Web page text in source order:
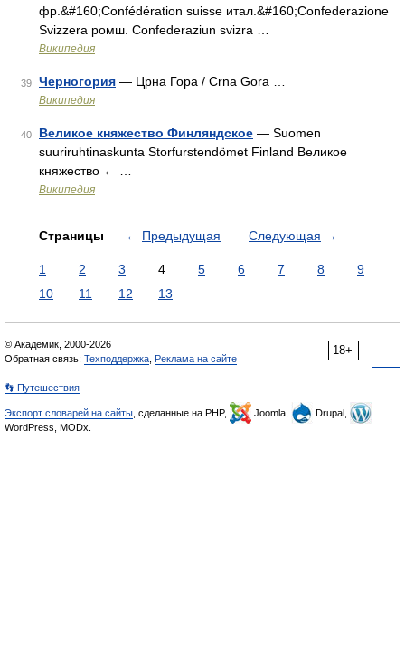
фр.&#160;Confédération suisse итал.&#160;Confederazione
Svizzera ромш. Confederaziun svizra …
Википедия
39 Черногория — Црна Гора / Crna Gora …
Википедия
40 Великое княжество Финляндское — Suomen
suuriruhtinaskunta Storfurstendömet Finland Великое
княжество ← …
Википедия
Страницы ← Предыдущая Следующая →
1 2 3 4 5 6 7 8
9
10
11 12 13
18+
© Академик, 2000-2026
Обратная связь: Техподдержка Реклама на сайте
👣 Путешествия
Экспорт словарей на сайты , сделанные на PHP, Joomla,
Drupal,
WordPress, MODx.